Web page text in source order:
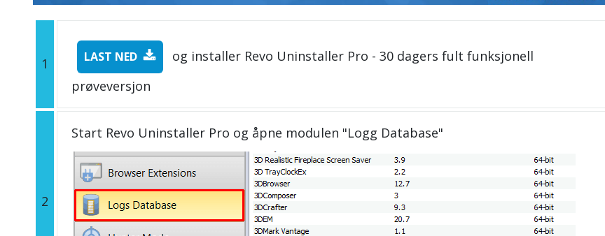
1 LAST NED
og installer Revo Uninstaller Pro - 30 dagers fult funksjonell
prøveversjon
2
Start Revo Uninstaller Pro og åpne modulen "Logg Database"